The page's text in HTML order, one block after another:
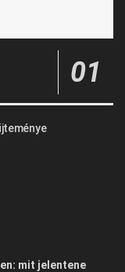
mit jelentene